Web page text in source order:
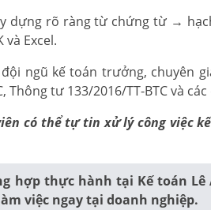
dựng rõ ràng từ chứng từ →
và Excel.
ngũ kế toán trưởng, chuyên
Thông tư 133/2016/TT-BTC và
có thể tự tin xử lý công việc
hợp thực hành tại Kế toán
việc ngay tại doanh nghiệp.